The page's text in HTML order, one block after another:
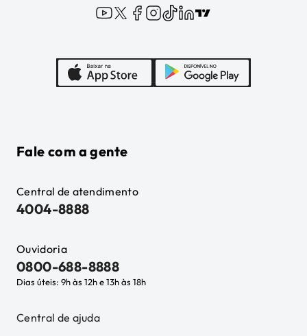
Fale com a gente
Central de atendimento
4004-8888
Ouvidoria
0800-688-8888
Dias úteis: 9h às 12h e 13h às 18h
Central de ajuda